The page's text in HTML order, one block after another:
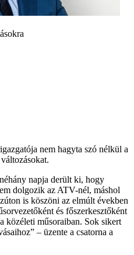
nem hagyta szó nélkül a
napja derült ki, hogy
dolgozik az ATV-nél, máshol
is köszöni az elmúlt években
és főszerkesztőként
közéleti műsoraiban. Sok sikert
– üzente a csatorna a